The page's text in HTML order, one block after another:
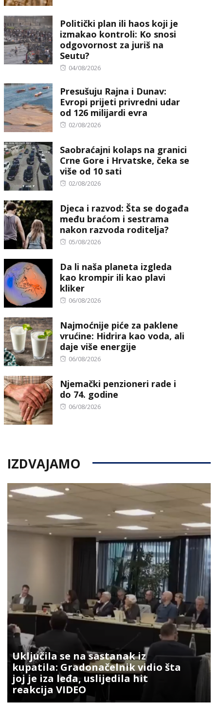
Politički plan ili haos koji je
izmakao kontroli: Ko snosi
odgovornost za juriš na
Seutu?
Posted
04/08/2026
Presušuju Rajna i Dunav:
Evropi prijeti privredni udar
od 126 milijardi evra
Posted
02/08/2026
Saobraćajni kolaps na granici
Crne Gore i Hrvatske, čeka se
više od 10 sati
Posted
02/08/2026
Djeca i razvod: Šta se događa
među braćom i sestrama
nakon razvoda roditelja?
Posted
05/08/2026
Da li naša planeta izgleda
kao krompir ili kao plavi
kliker
Posted
06/08/2026
Najmoćnije piće za paklene
vrućine: Hidrira kao voda, ali
daje više energije
Posted
06/08/2026
Njemački penzioneri rade i
do 74. godine
Posted
06/08/2026
IZDVAJAMO
Uključila se na sastanak iz
kupatila: Gradonačelnik vidio šta
joj je iza leđa, uslijedila hit
reakcija VIDEO